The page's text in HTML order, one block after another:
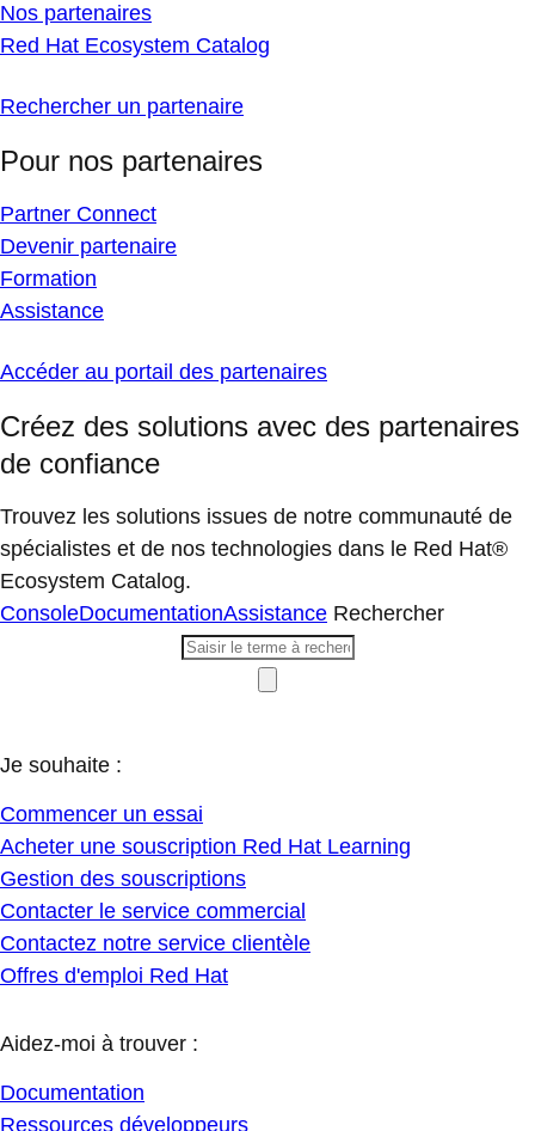
Nos partenaires
Red Hat Ecosystem Catalog
Rechercher un partenaire
Pour nos partenaires
Partner Connect
Devenir partenaire
Formation
Assistance
Accéder au portail des partenaires
Créez des solutions avec des partenaires
de confiance
Trouvez les solutions issues de notre communauté de
spécialistes et de nos technologies dans le Red Hat®
Ecosystem Catalog.
ConsoleDocumentationAssistance Rechercher
Je souhaite :
Commencer un essai
Acheter une souscription Red Hat Learning
Gestion des souscriptions
Contacter le service commercial
Contactez notre service clientèle
Offres d'emploi Red Hat
Aidez-moi à trouver :
Documentation
Ressources développeurs